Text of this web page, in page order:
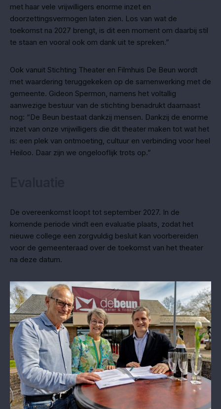
met haar vele vrijwilligers enorme inzet en
doorzettingsvermogen laten zien. Los van wat de
toekomst na 2027 brengt, is dit een moment om daarbij stil
te staan en vooral ook om dank uit te spreken.”
Ook vanuit Stichting Theater en Filmhuis De Beun wordt
met waardering teruggekeken op de samenwerking met de
gemeente. Gideon Spermon, namens het voltallig
aanwezige bestuur van de stichting benadrukt daarnaast
nog: “De Beun bestaat dankzij mensen. Dankzij de enorme
inzet van onze vrijwilligers die dit theater maken tot wat het
is: een plek van ontmoeting, cultuur en verbinding voor heel
Heiloo. Daar zijn we ongelooflijk trots op.”
De overeenkomst loopt tot september 2027. In de
komende periode vindt een evaluatie plaats, zodat het
nieuwe college een zorgvuldig besluit kan voorbereiden
voor de gemeenteraad over de toekomst van het theater
na deze datum.